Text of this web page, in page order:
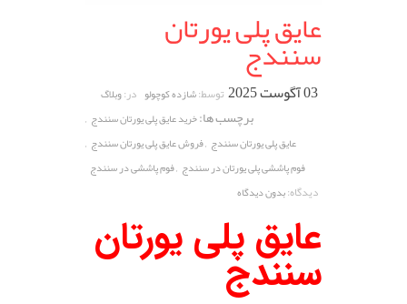
عایق پلی یورتان
سنندج
03 آگوست 2025 توسط:شازده کوچولو در:وبلاگ
برچسب ها:خرید عایق پلی یورتان سنندج ,
عایق پلی یورتان سنندج ,فروش عایق پلی یورتان سنندج ,
فوم پاششی پلی یورتان در سنندج ,فوم پاششی در سنندج
دیدگاه:بدون دیدگاه
عایق پلی یورتان
سنندج